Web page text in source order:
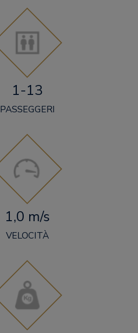
1-13
PASSEGGERI
1,0 m/s
VELOCITÀ